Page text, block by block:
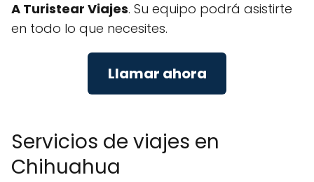
A Turistear Viajes. Su equipo podrá asistirte
en todo lo que necesites.
Llamar ahora
Servicios de viajes en
Chihuahua